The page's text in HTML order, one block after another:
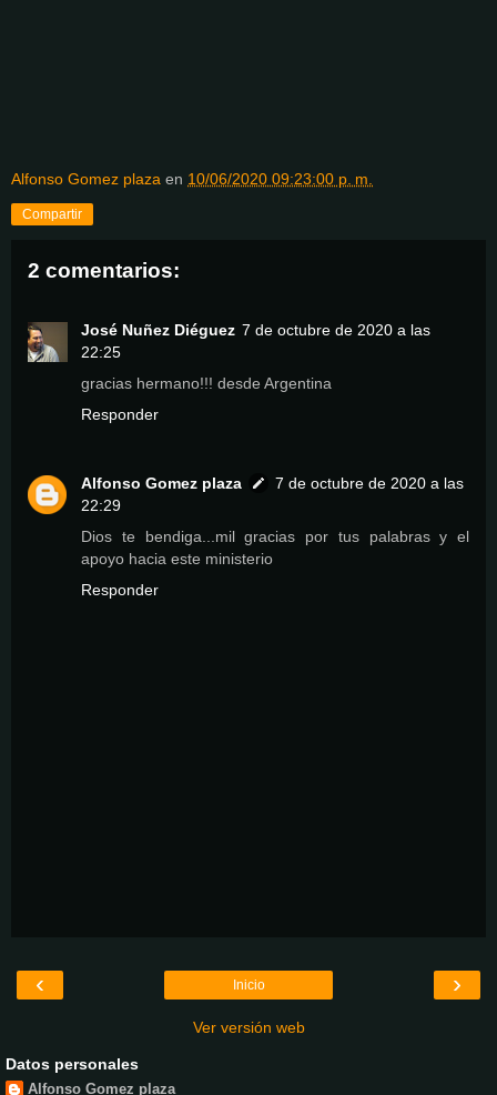
Alfonso Gomez plaza en 10/06/2020 09:23:00 p. m.
Compartir
2 comentarios:
José Nuñez Diéguez 7 de octubre de 2020 a las
22:25
gracias hermano!!! desde Argentina
Responder
Alfonso Gomez plaza
7 de octubre de 2020 a las
22:29
Dios te bendiga...mil gracias por tus palabras y el
apoyo hacia este ministerio
Responder
‹ ›
Inicio
Ver versión web
Datos personales
Alfonso Gomez plaza